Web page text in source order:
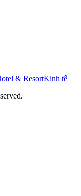
& ResortKinh tế